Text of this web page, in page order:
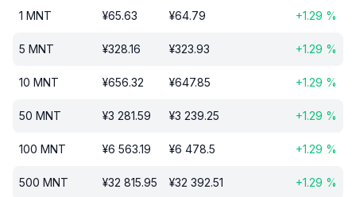
1 MNT ¥65.63 ¥64.79 +1.29 %
5 MNT ¥328.16 ¥323.93 +1.29 %
10 MNT ¥656.32 ¥647.85 +1.29 %
50 MNT ¥3 281.59 ¥3 239.25 +1.29 %
100 MNT ¥6 563.19 ¥6 478.5 +1.29 %
500 MNT ¥32 815.95 ¥32 392.51 +1.29 %